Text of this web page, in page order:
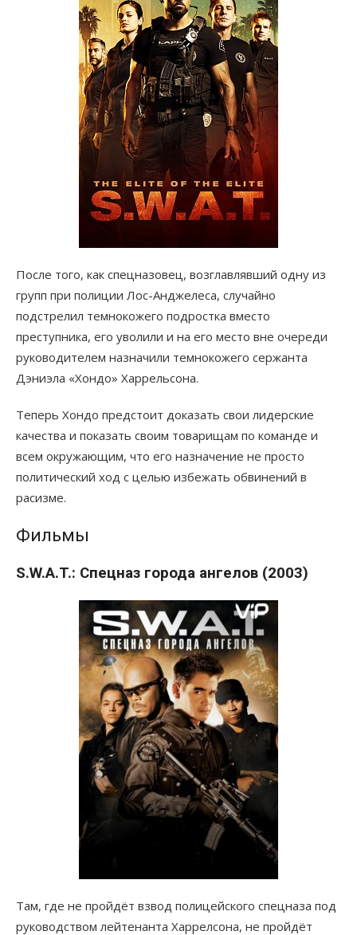
После того, как спецназовец, возглавлявший одну из
групп при полиции Лос-Анджелеса, случайно
подстрелил темнокожего подростка вместо
преступника, его уволили и на его место вне очереди
руководителем назначили темнокожего сержанта
Дэниэла «Хондо» Харрельсона.
Теперь Хондо предстоит доказать свои лидерские
качества и показать своим товарищам по команде и
всем окружающим, что его назначение не просто
политический ход с целью избежать обвинений в
расизме.
Фильмы
S.W.A.T.: Спецназ города ангелов (2003)
Там, где не пройдёт взвод полицейского спецназа под
руководством лейтенанта Харрелсона, не пройдёт